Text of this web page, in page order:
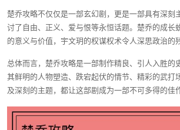
楚乔攻略不仅仅是一部玄幻剧，更是一部具有深刻
讨了自由、正义、爱与恨等永恒话题。楚乔的成长
的意义与价值，宇文玥的权谋权术令人深思政治的
总体而言，楚乔攻略是一部制作精良、引人入胜的
其鲜明的人物塑造、跌宕起伏的情节、精彩的武打
及深刻的主题，都让这部剧成为一部不可多得的佳